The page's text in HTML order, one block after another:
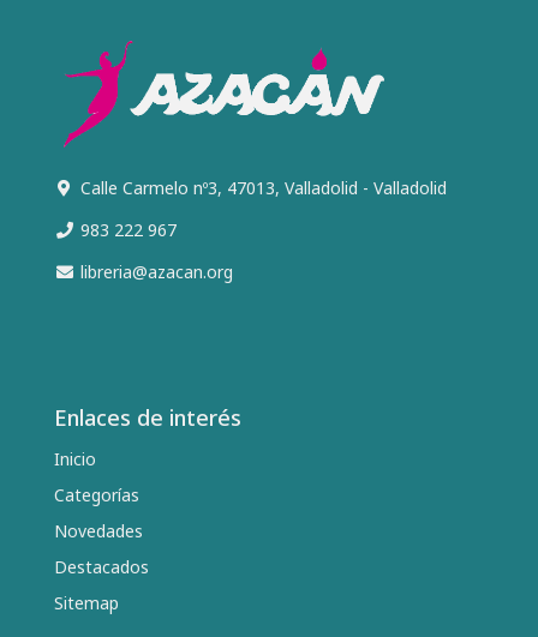
Calle Carmelo nº3, 47013, Valladolid - Valladolid
983 222 967
libreria@azacan.org
Enlaces de interés
Inicio
Categorías
Novedades
Destacados
Sitemap